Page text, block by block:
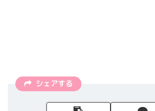
シェアする